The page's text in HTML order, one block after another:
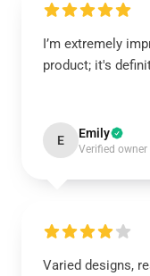
I’m extremely
product; it's
E Emily
Verified owner
Varied designs,